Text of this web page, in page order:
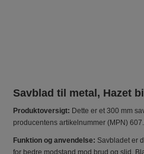
Savblad til metal, Hazet
Produktoversigt: Dette er et 300 mm
producentens artikelnummer (MPN)
Funktion og anvendelse: Savbladet er
for bedre modstand mod brud og slid.